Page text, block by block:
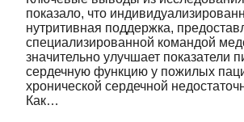
показало, что
нутритивная поддержка,
специализированной командой
значительно улучшает показатели
сердечную функцию у пожилых
хронической сердечной
Как…